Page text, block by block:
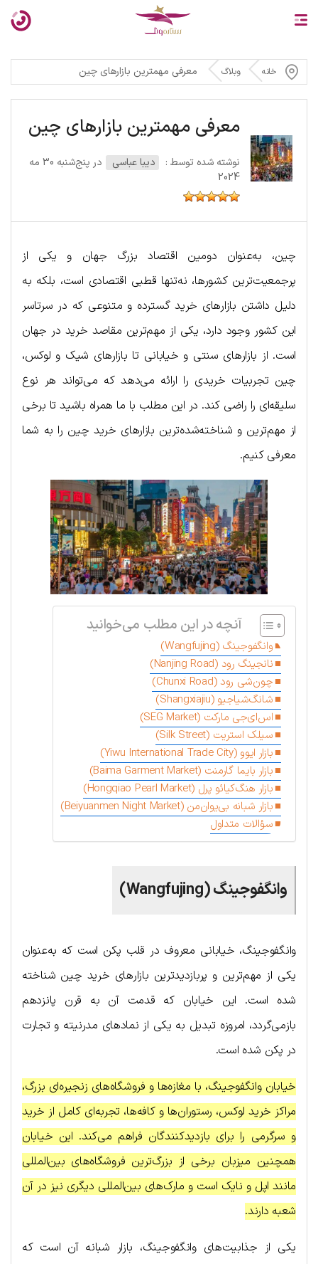
خانه وبلاگ معرفی مهمترین بازارهای چین
معرفی مهمترین بازارهای چین
نوشته شده توسط : دیبا عباسی
در پنج‌شنبه 30 مه
2024
چین، به‌عنوان دومین اقتصاد بزرگ جهان و یکی از
پرجمعیت‌ترین کشورها، نه‌تنها قطبی اقتصادی است، بلکه به
دلیل داشتن بازارهای خرید گسترده و متنوعی که در سرتاسر
این کشور وجود دارد، یکی از مهم‌ترین مقاصد خرید در جهان
است. از بازارهای سنتی و خیابانی تا بازارهای شیک و لوکس،
چین تجربیات خریدی را ارائه می‌دهد که می‌تواند هر نوع
سلیقه‌ای را راضی کند. در این مطلب با ما همراه باشید تا برخی
از مهم‌ترین و شناخته‌شده‌ترین بازارهای خرید چین را به شما
معرفی کنیم.
آنچه در این مطلب می‌خوانید
وانگفوجینگ (Wangfujing)
نانجینگ رود (Nanjing Road)
چون‌شی رود (Chunxi Road)
شانگ‌شیاجیو (Shangxiajiu)
اس‌ای‌جی مارکت (SEG Market)
سیلک استریت (Silk Street)
بازار ایوو (Yiwu International Trade City)
بازار بایما گارمنت (Baima Garment Market)
بازار هنگ‌کیائو پرل (Hongqiao Pearl Market)
بازار شبانه بی‌یوان‌من (Beiyuanmen Night Market)
سؤالات متداول
وانگفوجینگ (Wangfujing)
وانگفوجینگ، خیابانی معروف در قلب پکن است که به‌عنوان
یکی از مهم‌ترین و پربازدیدترین بازارهای خرید چین شناخته
شده است. این خیابان که قدمت آن به قرن پانزدهم
بازمی‌گردد، امروزه تبدیل به یکی از نمادهای مدرنیته و تجارت
در پکن شده است.
خیابان وانگفوجینگ، با مغازه‌ها و فروشگاه‌های زنجیره‌ای بزرگ،
مراکز خرید لوکس، رستوران‌ها و کافه‌ها، تجربه‌ای کامل از خرید
و سرگرمی را برای بازدیدکنندگان فراهم می‌کند. این خیابان
همچنین میزبان برخی از بزرگ‌ترین فروشگاه‌های بین‌المللی
مانند اپل و نایک است و مارک‌های بین‌المللی دیگری نیز در آن
شعبه دارند.
یکی از جذابیت‌های وانگفوجینگ، بازار شبانه آن است که